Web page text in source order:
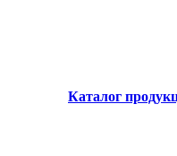
Каталог